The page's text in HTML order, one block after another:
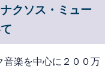
クソス・ミュー
音楽を中心に２００万